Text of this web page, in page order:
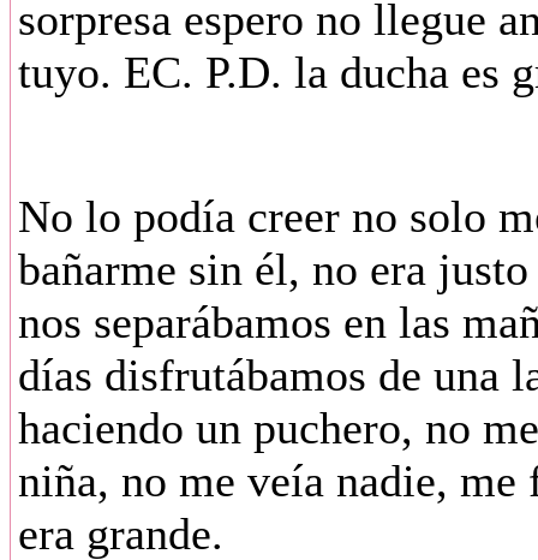
sorpresa espero no llegue
tuyo. EC. P.D. la ducha es
No lo podía creer no solo
bañarme sin él, no era
nos separábamos en las
días disfrutábamos de una
haciendo un puchero, no
niña, no me veía nadie,
era grande.